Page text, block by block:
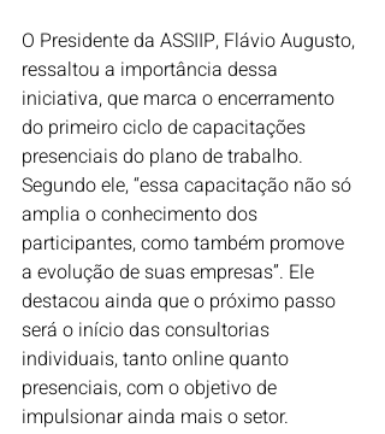
O Presidente da ASSIIP, Flávio Augusto,
ressaltou a importância dessa
iniciativa, que marca o encerramento
do primeiro ciclo de capacitações
presenciais do plano de trabalho.
Segundo ele, “essa capacitação não só
amplia o conhecimento dos
participantes, como também promove
a evolução de suas empresas”. Ele
destacou ainda que o próximo passo
será o início das consultorias
individuais, tanto online quanto
presenciais, com o objetivo de
impulsionar ainda mais o setor.